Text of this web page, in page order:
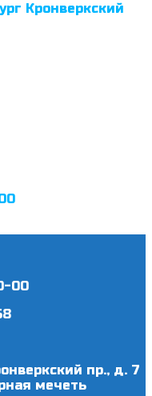
Кронверкский
00
пр., д. 7
мечеть